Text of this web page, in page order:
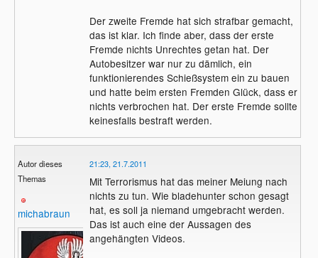
Der zweite Fremde hat sich strafbar gemacht,
das ist klar. Ich finde aber, dass der erste
Fremde nichts Unrechtes getan hat. Der
Autobesitzer war nur zu dämlich, ein
funktionierendes Schießsystem ein zu bauen
und hatte beim ersten Fremden Glück, dass er
nichts verbrochen hat. Der erste Fremde sollte
keinesfalls bestraft werden.
Autor dieses
Themas
michabraun
21:23, 21.7.2011
Mit Terrorismus hat das meiner Meiung nach
nichts zu tun. Wie bladehunter schon gesagt
hat, es soll ja niemand umgebracht werden.
Das ist auch eine der Aussagen des
angehängten Videos.